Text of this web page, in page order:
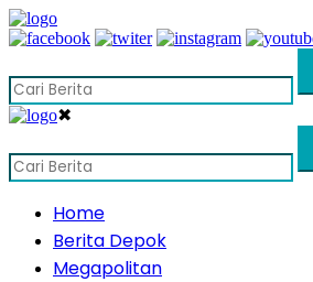
✖
Home
Berita Depok
Megapolitan